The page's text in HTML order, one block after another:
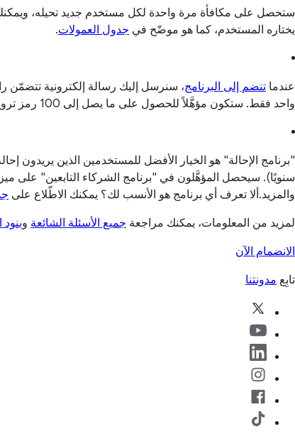
يختاره المستخدم، كما هو موضّح في جدول العمولات.
عندما تنضم إلى البرنامج، سنرسل إليك رسالة إلكترونية تتضمّن
واحد فقط. ستكون مؤهَّلاً للحصول على ما يصل إلى 100 رمز ترويجي كل عام. لا يمكن مشاركة الرموز الترويجية بشكل علني، بل يجب توزيعها على كل عميل فردي تُحيله.
"برنامج الإحالة" هو الخيار الأفضل للمستخدمين الذين يريدون إحالة ما يصل إلى 99
سنويًا). سيحصل المؤهَّلون في "برنامج الشركاء التابعين" على
والمزيد.ألا تعرف أي برنامج هو الأنسب لك؟ يمكنك الاطّلاع على
لمزيد من المعلومات، يمكنك مراجعة جميع الأسئلة الشائعة و
الانضمام الآن
تابِع مدونتنا